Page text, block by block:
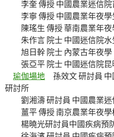
李奎 傳授 中國農業迷信院
李寧 傳授 中國農業年夜學
陳瑤生 傳授 華南農業年夜
朱作言 院士 中國迷信院水
旭日幹 院士 內蒙古年夜學
張亞平 院士 中國迷信院昆
瑜伽場地 孫效文 研討員 中
研討所
劉湘濤 研討員 中國農業迷
薑平 傳授 南京農業年夜學
楊曉光研討員中國疾病預